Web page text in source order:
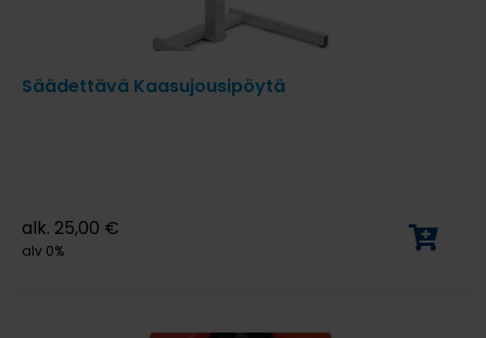
Säädettävä Kaasujousipöytä
alk. 25,00 €
alv 0%